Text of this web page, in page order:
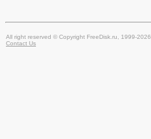
All right reserved © Copyright FreeDisk.ru, 1999-2026
Contact Us